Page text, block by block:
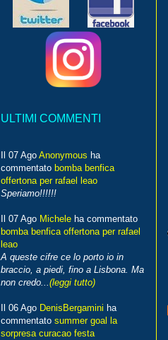
ULTIMI COMMENTI
Il 07 Ago Anonymous ha
commentato bomba benfica
offertona per rafael leao
Speriamo!!!!!!
Il 07 Ago Michele ha commentato
bomba benfica offertona per rafael
leao
A queste cifre ce lo porto io in
braccio, a piedi, fino a Lisbona. Ma
non credo...(leggi tutto)
Il 06 Ago DenisBergamini ha
commentato summer goal la
sorpresa curacao festa